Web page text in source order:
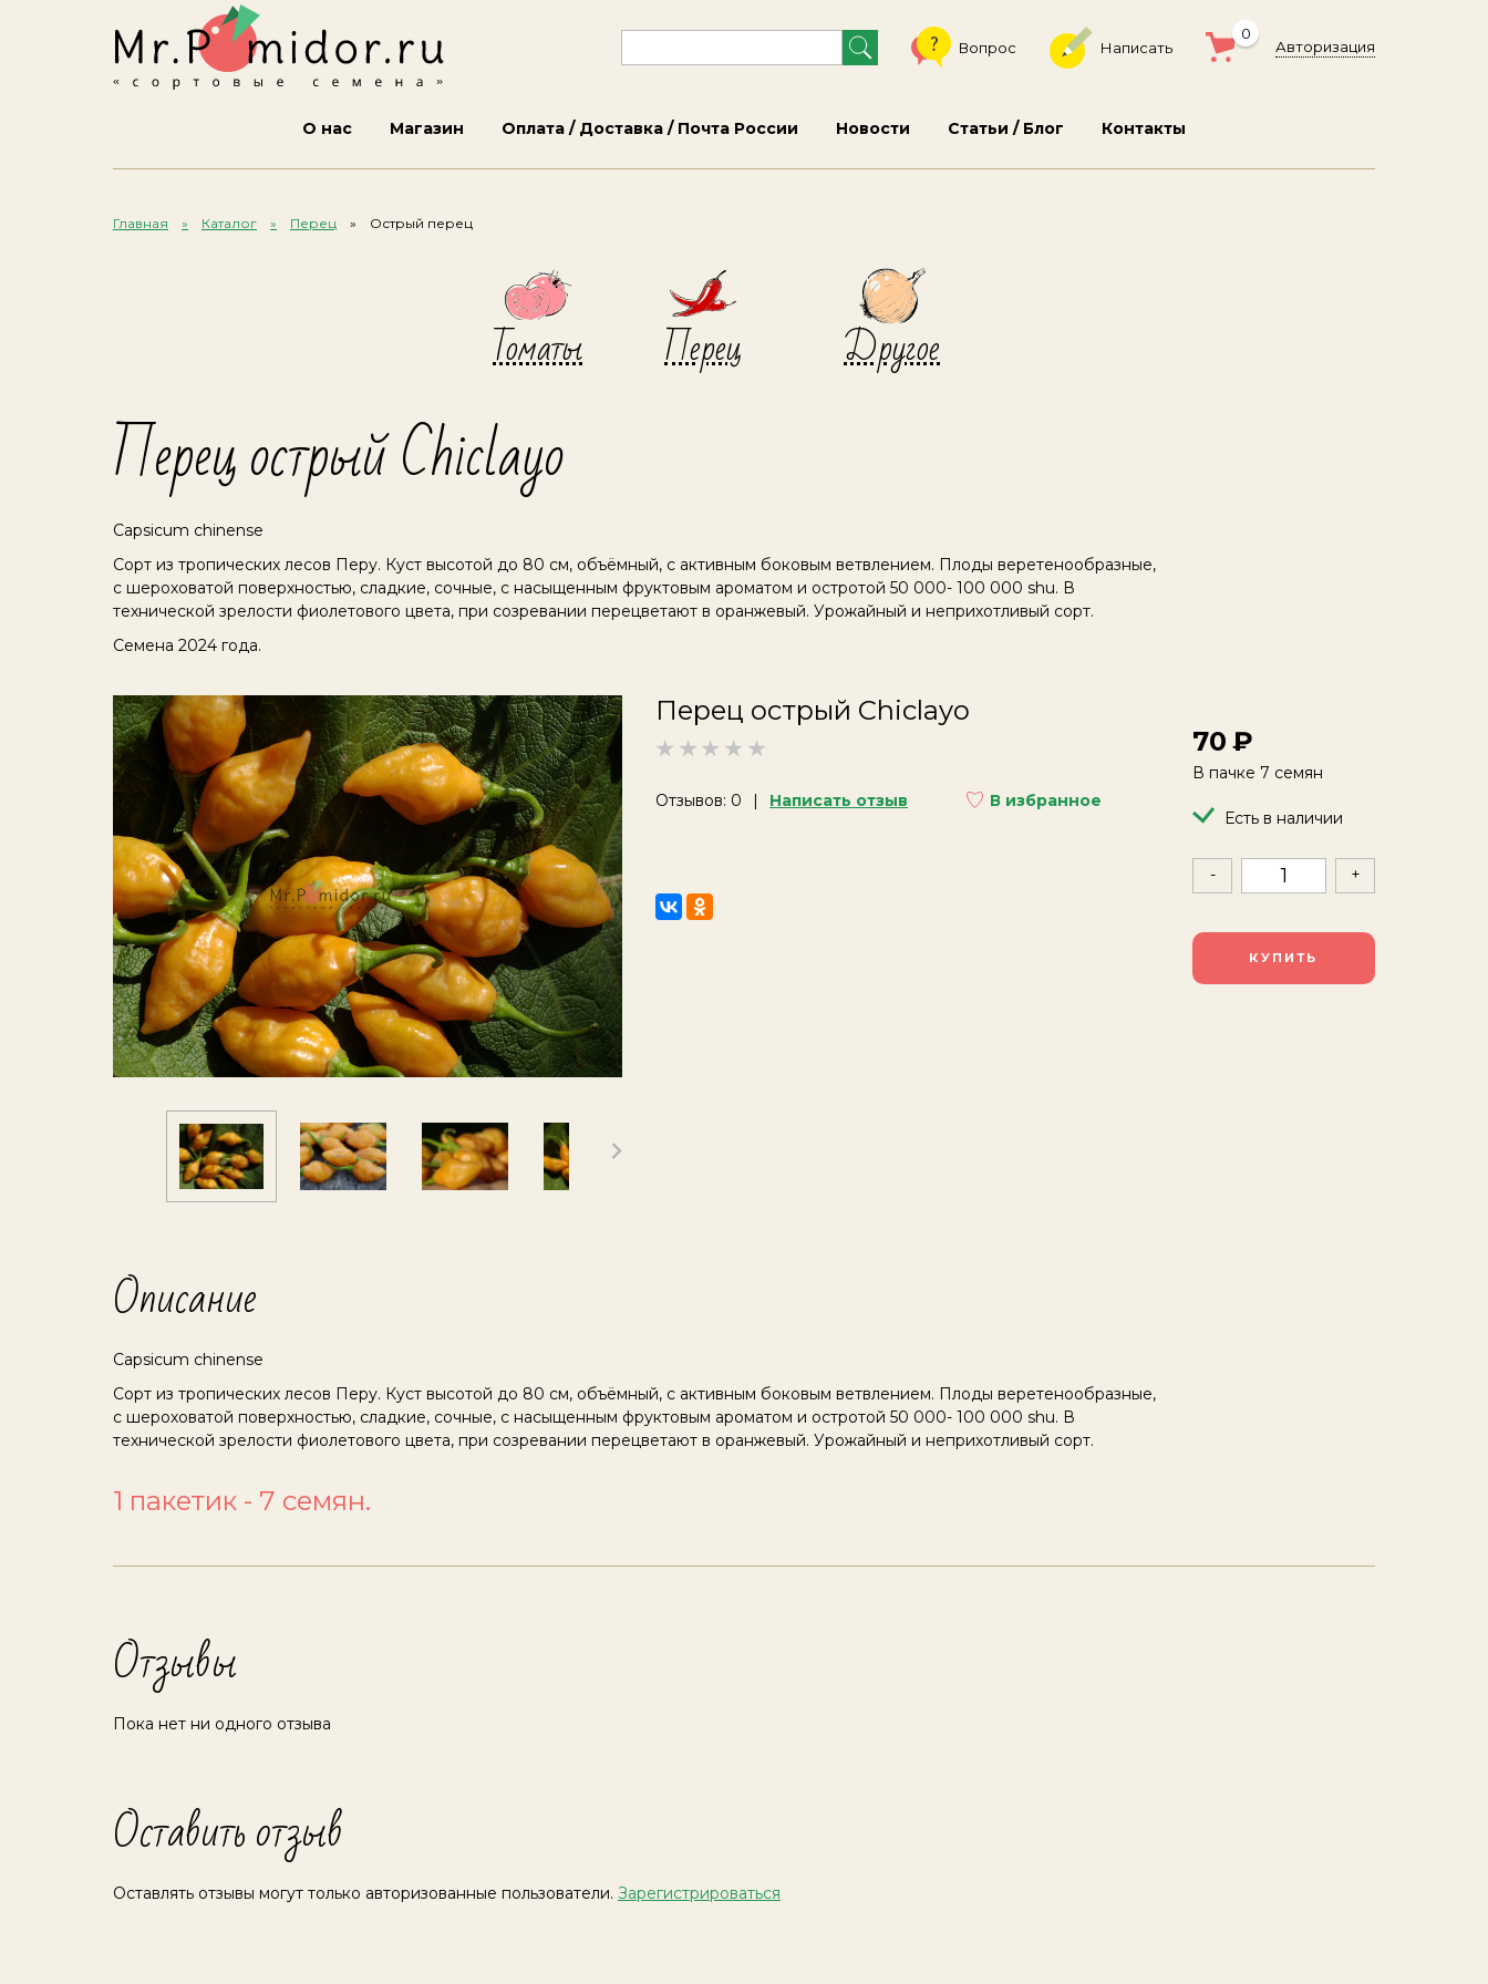
Вопрос Написать
0
Авторизация
О нас Магазин Оплата / Доставка / Почта России Новости Статьи / Блог Контакты
Главная Каталог Перец Острый перец
Томаты Перец Другое
Перец острый Chiclayo
Capsicum chinense
Сорт из тропических лесов Перу. Куст высотой до 80 см, объёмный, с активным боковым ветвлением. Плоды веретенообразные,
с шероховатой поверхностью, сладкие, сочные, с насыщенным фруктовым ароматом и остротой 50 000- 100 000 shu. В
технической зрелости фиолетового цвета, при созревании перецветают в оранжевый. Урожайный и неприхотливый сорт.
Семена 2024 года.
Перец острый Chiclayo
Отзывов: 0 Написать отзыв В избранное
70
В пачке 7 семян
Есть в наличии
- +
Описание
Capsicum chinense
Сорт из тропических лесов Перу. Куст высотой до 80 см, объёмный, с активным боковым ветвлением. Плоды веретенообразные,
с шероховатой поверхностью, сладкие, сочные, с насыщенным фруктовым ароматом и остротой 50 000- 100 000 shu. В
технической зрелости фиолетового цвета, при созревании перецветают в оранжевый. Урожайный и неприхотливый сорт.
1 пакетик - 7 семян.
Отзывы
Пока нет ни одного отзыва
Оставить отзыв
Оставлять отзывы могут только авторизованные пользователи. Зарегистрироваться